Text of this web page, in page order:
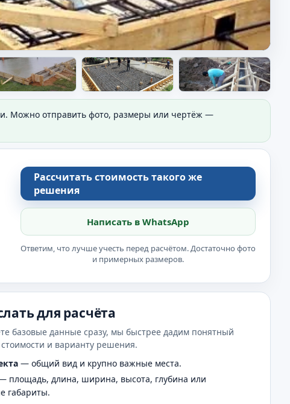
Можно отправить фото, размеры или чертёж —
Рассчитать стоимость такого же
решения
Написать в WhatsApp
Ответим, что лучше учесть перед расчётом. Достаточно фото
и примерных размеров.
для расчёта
базовые данные сразу, мы быстрее дадим понятный
и варианту решения.
— общий вид и крупно важные места.
площадь, длина, ширина, высота, глубина или
габариты.